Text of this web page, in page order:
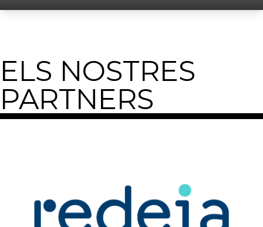
(Symphodus tinca) a la costa nord d’Eivissa
ELS NOSTRES
PARTNERS